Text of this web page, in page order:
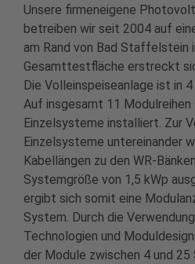
Unsere firmeneigene
betreiben wir seit 2004 auf
am Rand von Bad Staffelstein
Gesamttestfläche erstreckt
Die Volleinspeiseanlage ist in
Auf insgesamt 11 Modulreihen
Einzelsysteme installiert. Zur
Einzelsysteme untereinander
Kabellängen zu den WR-
Systemgröße von 1,5 kWp
ergibt sich somit eine
System. Durch die
Technologien und
der Module zwischen 4 und 25